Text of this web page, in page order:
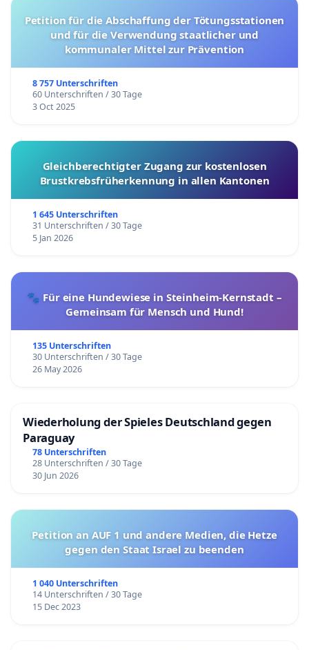
Petition für die Abschaffung der Tötungsstationen
und für die Verwendung staatlicher und
kommunaler Mittel zur Prävention
8 757 Unterschriften
60 Unterschriften / 30 Tage
3 Oct 2025
Gleichberechtigter Zugang zur kostenlosen
Brustkrebsfrüherkennung in allen Kantonen
1 645 Unterschriften
31 Unterschriften / 30 Tage
5 Jan 2026
🐾 Für eine Hundewiese in Steinheim-Kernstadt –
Gemeinsam für Mensch und Hund!
135 Unterschriften
30 Unterschriften / 30 Tage
26 May 2026
Wiederholung der Spieles Deutschland gegen
Paraguay
78 Unterschriften
28 Unterschriften / 30 Tage
30 Jun 2026
Petition an AUF 1 und andere Medien, die Hetze
gegen den Staat Israel zu beenden
1 040 Unterschriften
14 Unterschriften / 30 Tage
15 Dec 2023